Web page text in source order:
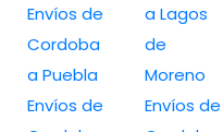
Envíos de
Cordoba
a Puebla
Envíos de
a Lagos
de
Moreno
Envíos de